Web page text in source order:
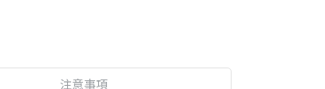
注意事項